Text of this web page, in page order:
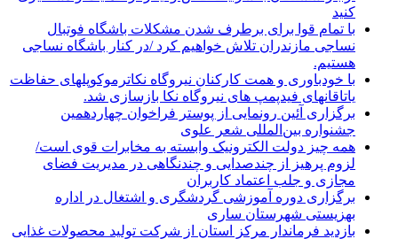
کنید
با تمام قوا برای برطرف شدن مشکلات باشگاه فوتبال
نساجی مازندران تلاش خواهیم کرد /در کنار باشگاه نساجی
هستیم.
با خودباوری و همت کارکنان نیروگاه نکاترموکوپلهای حفاظت
یاتاقانهای فیدپمپ های نیروگاه نکا بازسازی شد.
برگزاری آئین رونمایی از پوستر فراخوان چهاردهمین
جشنواره بین‌المللی شعر علوی
همه چیز دولت الکترونیک وابسته به مخابرات قوی است/
لزوم پرهیز از چندصدایی و چندنگاهی در مدیریت فضای
مجازی و جلب اعتماد کاربران
برگزاری دوره آموزشی گردشگری و اشتغال در اداره
بهزیستی شهرستان ساری
بازدید فرماندار مرکز استان از شرکت تولید محصولات غذایی